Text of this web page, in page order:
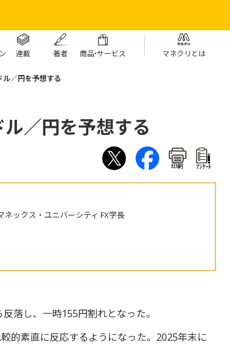
連載 著者 商品・サービス マネクリとは
ル／円を予想する
／円を予想する
印刷 ｱﾝｹｰﾄ
ックス・ユニバーシティ FX学長
落し、一時155円割れとなった。
的素直に反応するようになった。2025年末に